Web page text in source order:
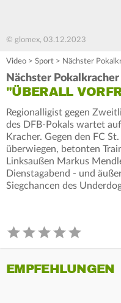
© glomex, 03.12.2023
Video > Sport > Nächster
Nächster
"ÜBERALL
Regionalligist gegen
des DFB-Pokals wartet
Kracher. Gegen den FC
überwiegen, betonten
Linksaußen Markus
Dienstagabend - und
Siegchancen des
EMPFEHLUNGEN